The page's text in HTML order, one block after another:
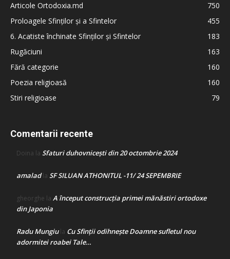
Articole Ortodoxia.md
750
Proloagele Sfinților și a Sfintelor
455
6. Acatiste închinate Sfinților și Sfintelor
183
Rugăciuni
163
Fără categorie
160
Poezia religioasă
160
Stiri religioase
79
Comentarii recente
Doina la Sfaturi duhovnicești din 20 octombrie 2024
amaladla SF SILUAN ATHONITUL -11/ 24 SEPEMBRIE
gheorghe la A început construcţia primei mănăstiri ortodoxe
din Japonia
Radu Mungiula Cu Sfinții odihnește Doamne sufletul nou
adormitei roabei Tale…